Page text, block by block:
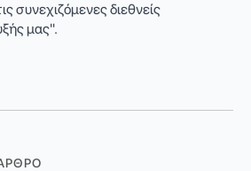
συνεχιζόμενες διεθνείς
μας".